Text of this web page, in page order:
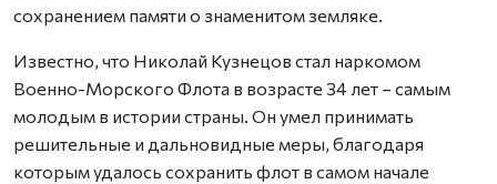
сохранением памяти о знаменитом земляке.
Известно, что Николай Кузнецов стал наркомом
Военно-Морского Флота в возрасте 34 лет – самым
молодым в истории страны. Он умел принимать
решительные и дальновидные меры, благодаря
которым удалось сохранить флот в самом начале